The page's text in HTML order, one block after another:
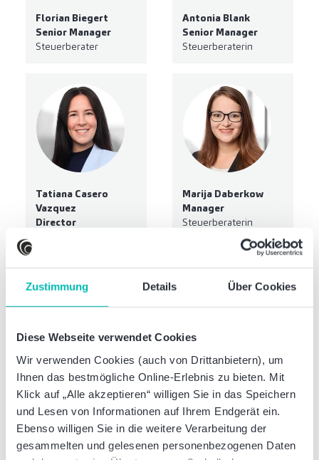
Zustimmung Details Über Cookies
Diese Webseite verwendet Cookies
Wir verwenden Cookies (auch von Drittanbietern), um
Ihnen das bestmögliche Online-Erlebnis zu bieten. Mit
Klick auf „Alle akzeptieren“ willigen Sie in das Speichern
und Lesen von Informationen auf Ihrem Endgerät ein.
Ebenso willigen Sie in die weitere Verarbeitung der
gesammelten und gelesenen personenbezogenen Daten
Florian Biegert
Senior Manager
Steuerberater
Antonia Blank
Senior Manager
Steuerberaterin
Tatiana Casero
Vazquez
Director
Marija Daberkow
Manager
Steuerberaterin
David Disselhoff
Senior Manager
Steuerberater
Sonja Eberhardt
Partner
Steuerberaterin